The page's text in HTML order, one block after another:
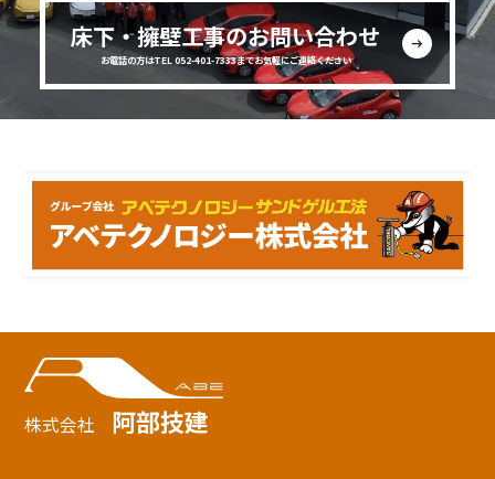
床下・擁壁工事のお問い合わせ
お電話の方はTEL 052-401-7333までお気軽にご連絡ください
株式会社 阿部技建